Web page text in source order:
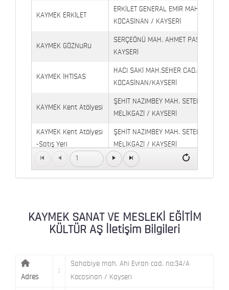
KAYMEK ERKİLET
ERKİLET GENERAL EMİR MAH.
KOCASİNAN / KAYSERİ
KAYMEK GÖZNURU
SERÇEÖNÜ MAH. AHMET PAŞA CAD.
KAYSERİ
KAYMEK İHTİSAS
HACI SAKİ MAH.SEHER CAD.(6009
KOCASİNAN/KAYSERİ
KAYMEK Kent Atölyesi
ŞEHİT NAZIMBEY MAH. SETENÖNÜ
MELİKGAZİ / KAYSERİ
KAYMEK Kent Atölyesi
-Satış Yeri
ŞEHİT NAZIMBEY MAH. SETENÖNÜ
MELİKGAZİ / KAYSERİ
Kaymek Köşk Sosyal
Köşk Mahallesi, Orgeneral Eşref Bitlis
KAYMEK SÜMER MEVLANA MAH. 8. CAD. NO: 28
1
KAYMEK SANAT VE MESLEKİ EĞİTİM
KÜLTÜR AŞ İletişim Bilgileri
Adres
:
Sahabiye mah. Ahi Evran cad. no:34/A
Kocasinan / Kayseri